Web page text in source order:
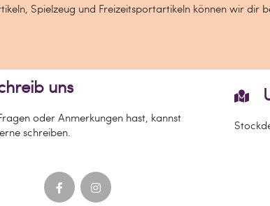
Spielzeug und Freizeitsportartikeln können wir dir
uns
oder Anmerkungen hast, kannst
schreiben.